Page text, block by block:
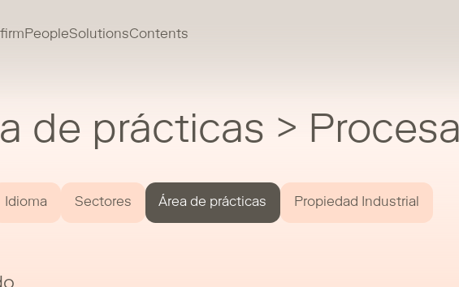
PeopleSolutionsContents
de prácticas >
Idioma Sectores Área de prácticas Propiedad Industrial